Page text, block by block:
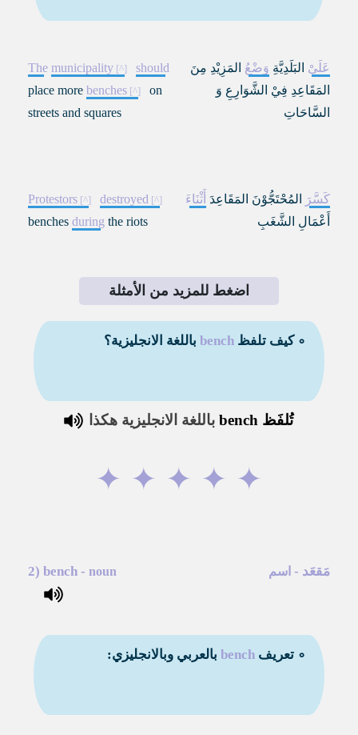
عَلَىْ البَلَدِيَّةِ وَضْعُ المَزِيْدِ مِنَ
المَقَاعِدِ فِيْ الشَّوَارِعِ وَ
السَّاحَاتِ
The municipality
should
place more benches
on
streets and squares
كَسَّرَ المُحْتَجُّوْنَ المَقَاعِدَ أَثْنَاءَ
أَعْمَالِ الشَّغَبِ
Protestors
destroyed
benches during the riots
اضغط للمزيد من الأمثلة
∘ كيف تلفظbench باللغة الانجليزية؟
تُلفَظ bench باللغة الانجليزية هكذا
✦
✦
✦
✦
✦
مَقعَد - اسم 2) bench - noun
∘ تعريفbench بالعربي وبالانجليزي: